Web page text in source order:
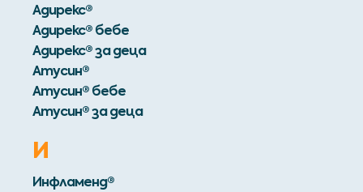
Адирекс®
Адирекс® бебе
Адирекс® за деца
Атусин®
Атусин® бебе
Атусин® за деца
И
Инфламенд®